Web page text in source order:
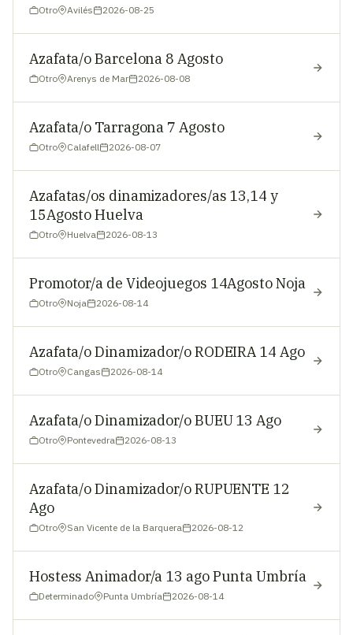
Otro Avilés 2026-08-25
Azafata/o Barcelona 8 Agosto
Otro Arenys de Mar 2026-08-08
Azafata/o Tarragona 7 Agosto
Otro Calafell 2026-08-07
Azafatas/os dinamizadores/as 13,14 y
15Agosto Huelva
Otro Huelva 2026-08-13
Promotor/a de Videojuegos 14Agosto Noja
Otro Noja 2026-08-14
Azafata/o Dinamizador/o RODEIRA 14 Ago
Otro Cangas 2026-08-14
Azafata/o Dinamizador/o BUEU 13 Ago
Otro Pontevedra 2026-08-13
Azafata/o Dinamizador/o RUPUENTE 12
Ago
Otro San Vicente de la Barquera 2026-08-12
Hostess Animador/a 13 ago Punta Umbría
Determinado Punta Umbría 2026-08-14